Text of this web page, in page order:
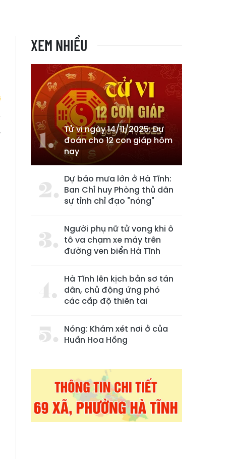
XEM NHIỀU
Tử vi ngày 14/11/2025: Dự
đoán cho 12 con giáp hôm
nay
Dự báo mưa lớn ở Hà Tĩnh:
Ban Chỉ huy Phòng thủ dân
sự tỉnh chỉ đạo "nóng"
Người phụ nữ tử vong khi ô
tô va chạm xe máy trên
đường ven biển Hà Tĩnh
Hà Tĩnh lên kịch bản sơ tán
dân, chủ động ứng phó
các cấp độ thiên tai
Nóng: Khám xét nơi ở của
Huấn Hoa Hồng